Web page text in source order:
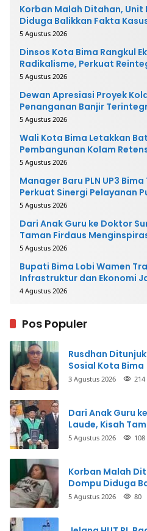
Korban Malah Ditahan, Unit
Diduga Balikkan Fakta
5 Agustus 2026
Dinsos Kota Bima Rangkul
Radikalisme, Perkuat
5 Agustus 2026
Dewan Apresiasi Proyek
Penanganan Banjir
5 Agustus 2026
Wali Kota Bima Letakkan
Pembangunan Kolam
5 Agustus 2026
Manager Baru PLN UP3
Perkuat Sinergi Pelayanan
5 Agustus 2026
Dari Anak Guru ke Doktor
Taman Firdaus
5 Agustus 2026
Bupati Bima Lobi Wamen
Infrastruktur dan Ekonomi
4 Agustus 2026
Pos Populer
Rusdhan
Sosial Kota Bima
3 Agustus 2026 214
Dari Anak Guru
Laude, Kisah
5 Agustus 2026 108
Korban Malah
Dompu Diduga
Penganiayaan
5 Agustus 2026 80